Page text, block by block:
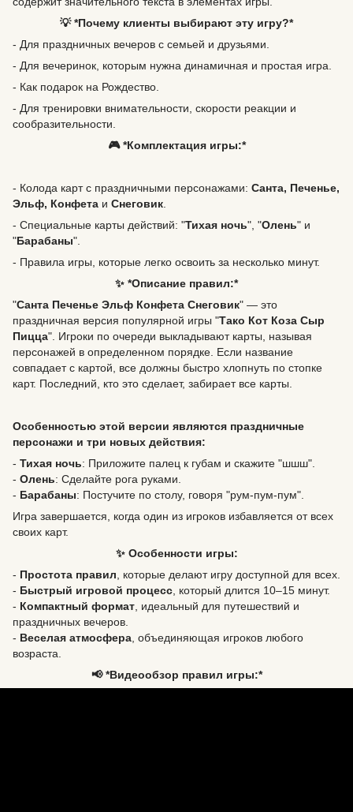
💡 *Почему клиенты выбирают эту игру?*
- Для праздничных вечеров с семьей и друзьями.
- Для вечеринок, которым нужна динамичная и простая игра.
- Как подарок на Рождество.
- Для тренировки внимательности, скорости реакции и
сообразительности.
🎮 *Комплектация игры:*
- Колода карт с праздничными персонажами: Санта, Печенье,
Эльф, Конфета и Снеговик
- Специальные карты действий: "Тихая ночь", "Олень" и
"Барабаны".
- Правила игры, которые легко освоить за несколько минут.
✨ *Описание правил:*
"Санта Печенье Эльф Конфета Снеговик" — это
праздничная версия популярной игры "Тако Кот Коза Сыр
Пицца". Игроки по очереди выкладывают карты, называя
персонажей в определенном порядке. Если название
совпадает с картой, все должны быстро хлопнуть по стопке
карт. Последний, кто это сделает, забирает все карты.
Особенностью этой версии являются праздничные
персонажи и три новых действия:
- Тихая ночь: Приложите палец к губам и скажите "шшш".
- Олень: Сделайте рога руками.
- Барабаны: Постучите по столу, говоря "рум-пум-пум".
Игра завершается, когда один из игроков избавляется от всех
своих карт.
✨ Особенности игры:
- Простота правил , которые делают игру доступной для всех.
- Быстрый игровой процесс , который длится 10–15 минут.
- Компактный формат , идеальный для путешествий и
праздничных вечеров.
- Веселая атмосфера , объединяющая игроков любого
возраста.
📢 *Видеообзор правил игры:*